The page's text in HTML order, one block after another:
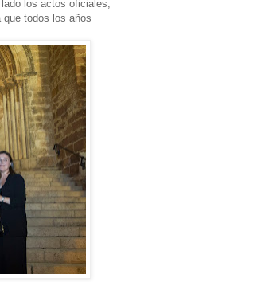
los actos oficiales,
todos los años